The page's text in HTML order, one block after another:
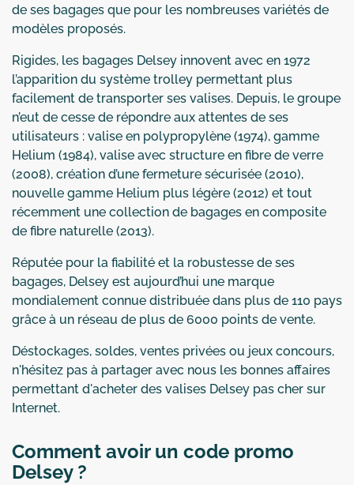
de ses bagages que pour les nombreuses variétés de
modèles proposés.
Rigides, les bagages Delsey innovent avec en 1972
l’apparition du système trolley permettant plus
facilement de transporter ses valises. Depuis, le groupe
n’eut de cesse de répondre aux attentes de ses
utilisateurs : valise en polypropylène (1974), gamme
Helium (1984), valise avec structure en fibre de verre
(2008), création d’une fermeture sécurisée (2010),
nouvelle gamme Helium plus légère (2012) et tout
récemment une collection de bagages en composite
de fibre naturelle (2013).
Réputée pour la fiabilité et la robustesse de ses
bagages, Delsey est aujourd’hui une marque
mondialement connue distribuée dans plus de 110 pays
grâce à un réseau de plus de 6000 points de vente.
Déstockages, soldes, ventes privées ou jeux concours,
n'hésitez pas à partager avec nous les bonnes affaires
permettant d'acheter des valises Delsey pas cher sur
Internet.
Comment avoir un code promo
Delsey ?